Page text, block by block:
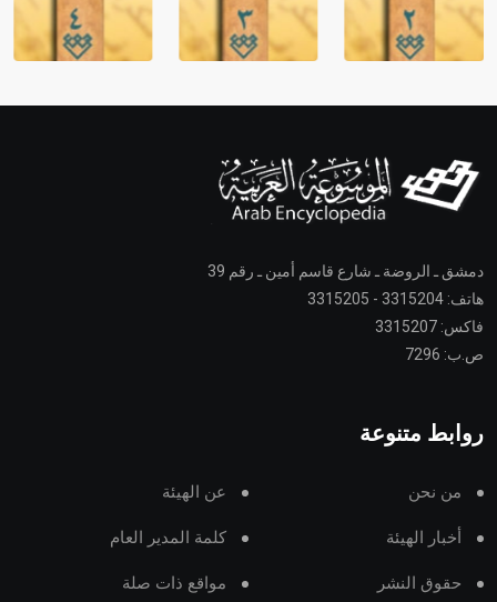
دمشق ـ الروضة ـ شارع قاسم أمين ـ رقم 39
هاتف: 3315204 - 3315205
فاكس: 3315207
ص.ب: 7296
روابط متنوعة
من نحن عن الهيئة
أخبار الهيئة كلمة المدير العام
حقوق النشر مواقع ذات صلة